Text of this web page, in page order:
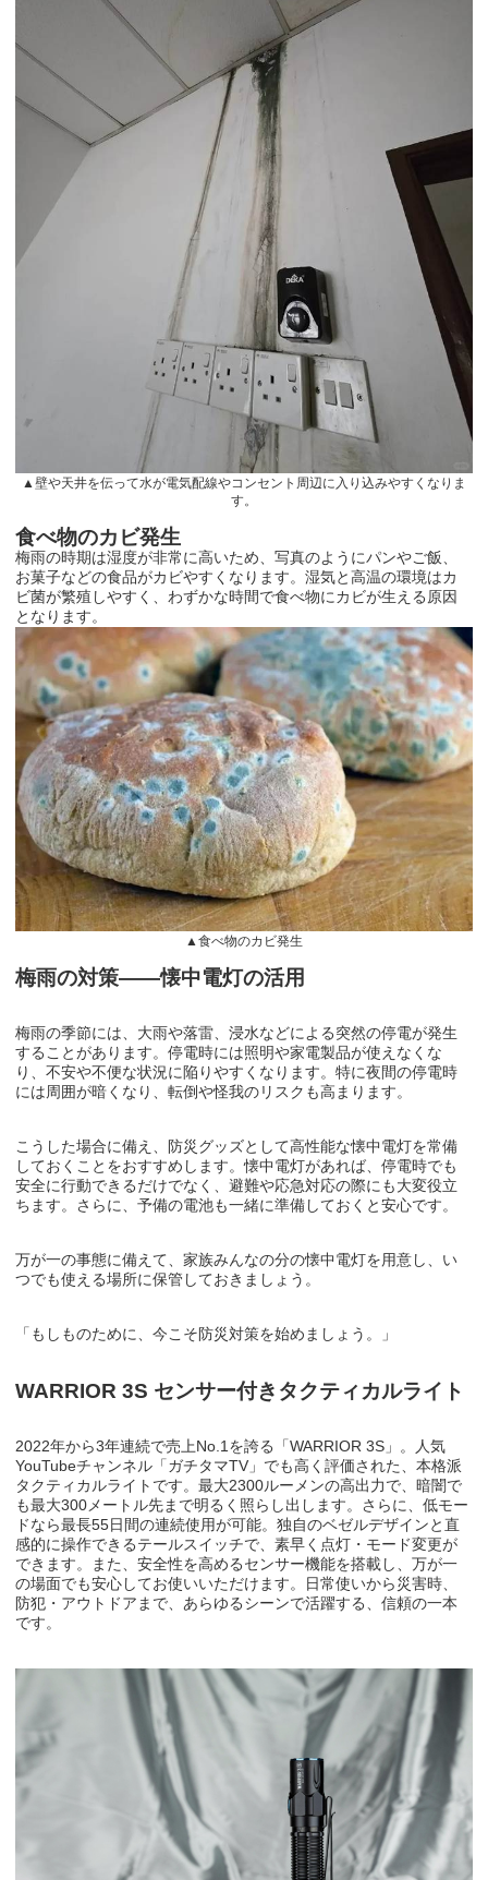
▲壁や天井を伝って水が電気配線やコンセント周辺に入り込みやすくなりま
す。
食べ物のカビ発生
梅雨の時期は湿度が非常に高いため、写真のようにパンやご飯、
お菓子などの食品がカビやすくなります。湿気と高温の環境はカ
ビ菌が繁殖しやすく、わずかな時間で食べ物にカビが生える原因
となります。
▲食べ物のカビ発生
梅雨の対策――懐中電灯の活用
梅雨の季節には、大雨や落雷、浸水などによる突然の停電が発生
することがあります。停電時には照明や家電製品が使えなくな
り、不安や不便な状況に陥りやすくなります。特に夜間の停電時
には周囲が暗くなり、転倒や怪我のリスクも高まります。
こうした場合に備え、防災グッズとして高性能な懐中電灯を常備
しておくことをおすすめします。懐中電灯があれば、停電時でも
安全に行動できるだけでなく、避難や応急対応の際にも大変役立
ちます。さらに、予備の電池も一緒に準備しておくと安心です。
万が一の事態に備えて、家族みんなの分の懐中電灯を用意し、い
つでも使える場所に保管しておきましょう。
「もしものために、今こそ防災対策を始めましょう。」
WARRIOR 3S センサー付きタクティカルライト
2022年から3年連続で売上No.1 を誇る「WARRIOR 3S 」。人気
YouTubeチャンネル「ガチタマTV 」でも高く評価された、本格派
タクティカルライトです。最大2300ルーメンの高出力で、暗闇で
も最大300 メートル先まで明るく照らし出します。さらに、低モー
ドなら最長55日間の連続使用が可能。独自のベゼルデザインと直
感的に操作できるテールスイッチで、素早く点灯・モード変更が
できます。また、安全性を高めるセンサー機能を搭載し、万が一
の場面でも安心してお使いいただけます。日常使いから災害時、
防犯・アウトドアまで、あらゆるシーンで活躍する、信頼の一本
です。